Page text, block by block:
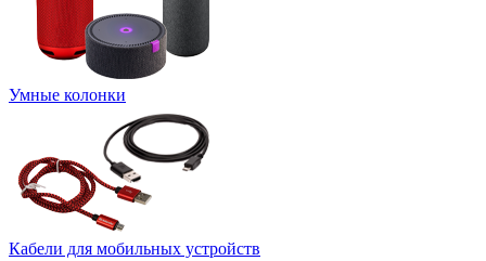
Умные колонки
Кабели для мобильных устройств